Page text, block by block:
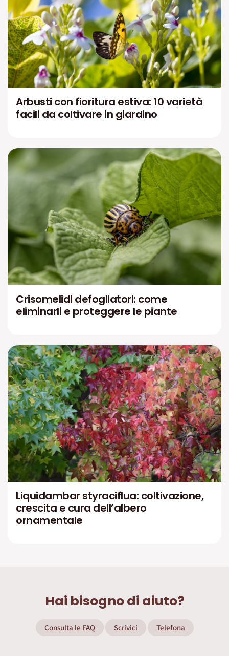
Arbusti con fioritura estiva: 10 varietà
facili da coltivare in giardino
Crisomelidi defogliatori: come
eliminarli e proteggere le piante
Liquidambar styraciflua: coltivazione,
crescita e cura dell’albero
ornamentale
Hai bisogno di aiuto?
Consulta le FAQ Scrivici Telefona